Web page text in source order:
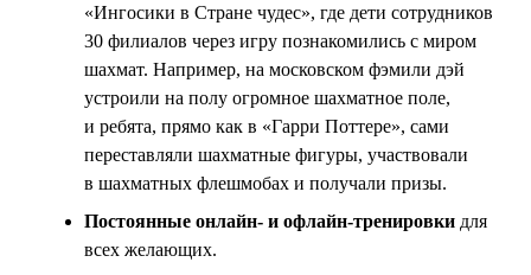
«Ингосики в Стране чудес», где дети сотрудников
30 филиалов через игру познакомились с миром
шахмат. Например, на московском фэмили дэй
устроили на полу огромное шахматное поле,
и ребята, прямо как в «Гарри Поттере», сами
переставляли шахматные фигуры, участвовали
в шахматных флешмобах и получали призы.
Постоянные онлайн- и офлайн-тренировки для
всех желающих.